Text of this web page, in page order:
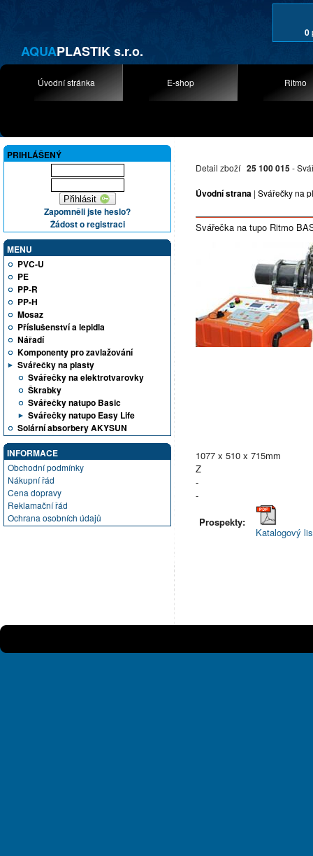
AQUAPLASTIK s.r.o.
0
Úvodní stránka E-shop Ritmo
PRIHLÁŠENÝ
Zapomněli jste heslo?
Žádost o registraci
MENU
PVC-U
PE
PP-R
PP-H
Mosaz
Příslušenství a lepidla
Nářadí
Komponenty pro zavlažování
Svářečky na plasty
Svářečky na elektrotvarovky
Škrabky
Svářečky natupo Basic
Svářečky natupo Easy Life
Solární absorbery AKYSUN
INFORMACE
Obchodní podmínky
Nákupní řád
Cena dopravy
Reklamační řád
Ochrana osobních údajů
Detail zboží25 100 015-
Úvodní strana |Svářečky na
Svářečka na tupo Ritmo
1077 x 510 x 715mm
Z
-
-
Prospekty:
Katalogový